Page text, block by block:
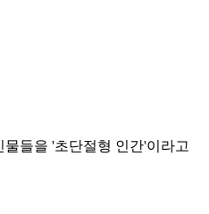
들을 '초단절형 인간'이라고